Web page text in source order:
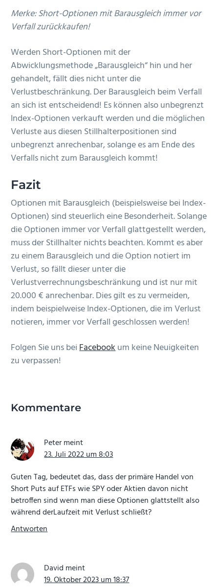
Merke: Short-Optionen mit Barausgleich immer vor
Verfall zurückkaufen!
Werden Short-Optionen mit der
Abwicklungsmethode „Barausgleich“ hin und her
gehandelt, fällt dies nicht unter die
Verlustbeschränkung. Der Barausgleich beim Verfall
an sich ist entscheidend! Es können also unbegrenzt
Index-Optionen verkauft werden und die möglichen
Verluste aus diesen Stillhalterpositionen sind
unbegrenzt anrechenbar, solange es am Ende des
Verfalls nicht zum Barausgleich kommt!
Fazit
Optionen mit Barausgleich (beispielsweise bei Index-
Optionen) sind steuerlich eine Besonderheit. Solange
die Optionen immer vor Verfall glattgestellt werden,
muss der Stillhalter nichts beachten. Kommt es aber
zu einem Barausgleich und die Option notiert im
Verlust, so fällt dieser unter die
Verlustverrechnungsbeschränkung und ist nur mit
20.000 € anrechenbar. Dies gilt es zu vermeiden,
indem beispielweise Index-Optionen, die im Verlust
notieren, immer vor Verfall geschlossen werden!
Folgen Sie uns beiFacebookum keine Neuigkeiten
zu verpassen!
Interaktionen
Kommentare
Petermeint
23. Juli 2022 um 8:03
Guten Tag, bedeutet das, dass der primäre Handel von
Short Puts auf ETFs wie SPY oder Aktien davon nicht
betroffen sind wenn man diese Optionen glattstellt also
während derLaufzeit mit Verlust schließt?
Antworten
David meint
19. Oktober 2023 um 18:37